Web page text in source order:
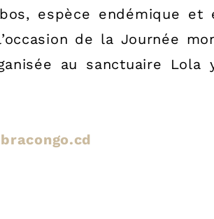
espèce endémique et
de la Journée
au sanctuaire Lola